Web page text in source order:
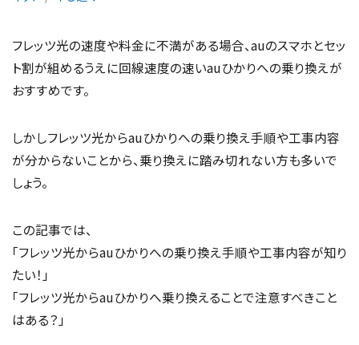
フレッツ光の速度や料金に不満がある場合、auのスマホとセッ
ト割が組めるうえに回線速度の速いauひかりへの乗り換えが
おすすめです。
しかしフレッツ光からauひかりへの乗り換え手順や工事内容
が分からないことから、乗り換えに踏み切れない方も多いで
しょう。
この記事では、
「フレッツ光からauひかりへの乗り換え手順や工事内容が知り
たい！」
「フレッツ光からauひかりへ乗り換えることで注意すべきこと
はある？」